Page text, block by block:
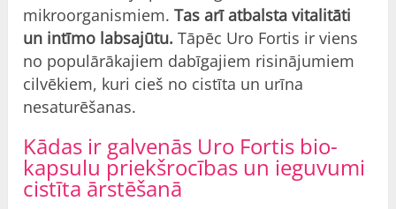
mikroorganismiem.Tas arī atbalsta vitalitāti
un intīmo labsajūtu. Tāpēc Uro Fortis ir viens
no populārākajiem dabīgajiem risinājumiem
cilvēkiem, kuri cieš no cistīta un urīna
nesaturēšanas.
Kādas ir galvenās Uro Fortis bio-
kapsulu priekšrocības un ieguvumi
cistīta ārstēšanā